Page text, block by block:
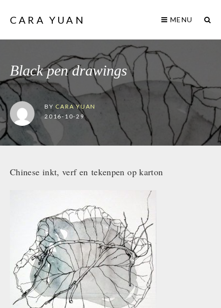
CARA YUAN MENU
Black pen drawings
BY CARA YUAN
2016-10-29
Chinese inkt, verf en tekenpen op karton